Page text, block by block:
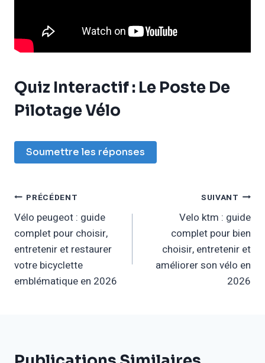
Quiz Interactif : Le Poste De
Pilotage Vélo
Soumettre les réponses
Navigation
De
L’article
PRÉCÉDENT
Vélo peugeot : guide
complet pour choisir,
entretenir et restaurer
votre bicyclette
emblématique en 2026
SUIVANT
Velo ktm : guide
complet pour bien
choisir, entretenir et
améliorer son vélo en
2026